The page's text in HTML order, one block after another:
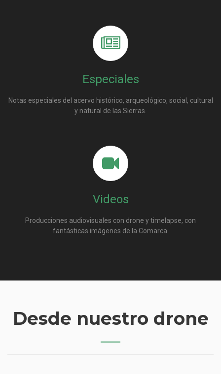
Especiales
Notas especiales del acervo histórico, arqueológico, social, cultural
y natural de las Sierras.
Videos
Producciones audiovisuales con drone y timelapse, con
fantásticas imágenes de la Comarca.
Desde nuestro drone